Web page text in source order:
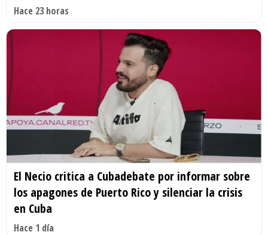
Hace 23 horas
El Necio critica a Cubadebate por informar sobre
los apagones de Puerto Rico y silenciar la crisis
en Cuba
Hace 1 día